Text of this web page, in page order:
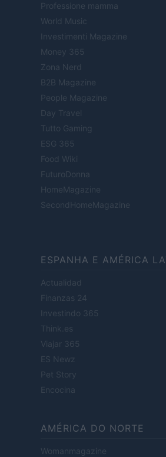
Professione mamma
World Music
Investimenti Magazine
Money 365
Zona Nerd
B2B Magazine
People Magazine
Day Travel
Tutto Gaming
ESG 365
Food Wiki
FuturoDonna
HomeMagazine
SecondHomeMagazine
ESPANHA E AMÉRICA
Actualidad
Finanzas 24
Investindo 365
Think.es
Viajar 365
ES Newz
Pet Story
Encocina
AMÉRICA DO NORTE
Womanmagazine